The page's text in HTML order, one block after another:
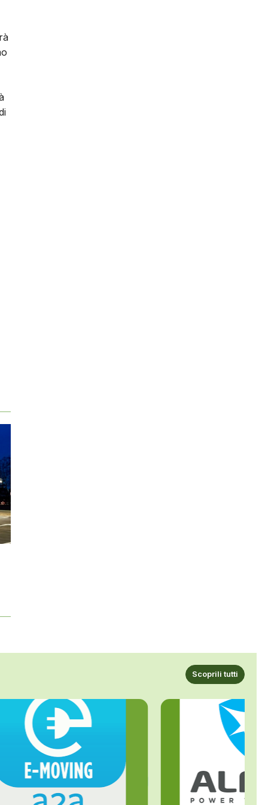
Scoprili tutti